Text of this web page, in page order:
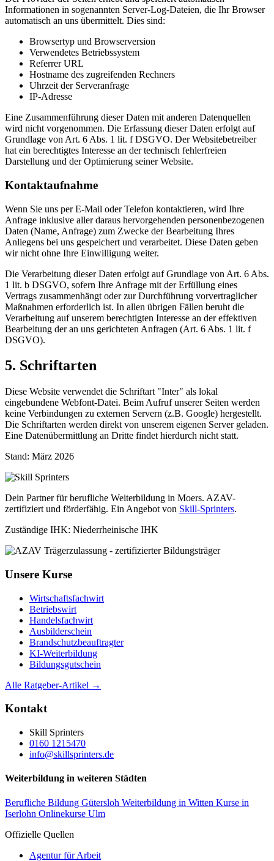
Informationen in sogenannten Server-Log-Dateien, die Ihr Browser
automatisch an uns übermittelt. Dies sind:
Browsertyp und Browserversion
Verwendetes Betriebssystem
Referrer URL
Hostname des zugreifenden Rechners
Uhrzeit der Serveranfrage
IP-Adresse
Eine Zusammenführung dieser Daten mit anderen Datenquellen
wird nicht vorgenommen. Die Erfassung dieser Daten erfolgt auf
Grundlage von Art. 6 Abs. 1 lit. f DSGVO. Der Websitebetreiber
hat ein berechtigtes Interesse an der technisch fehlerfreien
Darstellung und der Optimierung seiner Website.
Kontaktaufnahme
Wenn Sie uns per E-Mail oder Telefon kontaktieren, wird Ihre
Anfrage inklusive aller daraus hervorgehenden personenbezogenen
Daten (Name, Anfrage) zum Zwecke der Bearbeitung Ihres
Anliegens bei uns gespeichert und verarbeitet. Diese Daten geben
wir nicht ohne Ihre Einwilligung weiter.
Die Verarbeitung dieser Daten erfolgt auf Grundlage von Art. 6 Abs.
1 lit. b DSGVO, sofern Ihre Anfrage mit der Erfüllung eines
Vertrags zusammenhängt oder zur Durchführung vorvertraglicher
Maßnahmen erforderlich ist. In allen übrigen Fällen beruht die
Verarbeitung auf unserem berechtigten Interesse an der effektiven
Bearbeitung der an uns gerichteten Anfragen (Art. 6 Abs. 1 lit. f
DSGVO).
5. Schriftarten
Diese Website verwendet die Schriftart "Inter" als lokal
eingebundene Webfont-Datei. Beim Aufruf unserer Seiten werden
keine Verbindungen zu externen Servern (z.B. Google) hergestellt.
Die Schriftarten werden direkt von unserem eigenen Server geladen.
Eine Datenübermittlung an Dritte findet hierdurch nicht statt.
Stand: März 2026
Dein Partner für berufliche Weiterbildung in Moers. AZAV-
zertifiziert und förderfähig. Ein Angebot von Skill-Sprinters.
Zuständige IHK: Niederrheinische IHK
Unsere Kurse
Wirtschaftsfachwirt
Betriebswirt
Handelsfachwirt
Ausbilderschein
Brandschutzbeauftragter
KI-Weiterbildung
Bildungsgutschein
Alle Ratgeber-Artikel →
Kontakt
Skill Sprinters
0160 1215470
info@skillsprinters.de
Weiterbildung in weiteren Städten
Berufliche Bildung Gütersloh Weiterbildung in Witten Kurse in
Iserlohn Onlinekurse Ulm
Offizielle Quellen
Agentur für Arbeit